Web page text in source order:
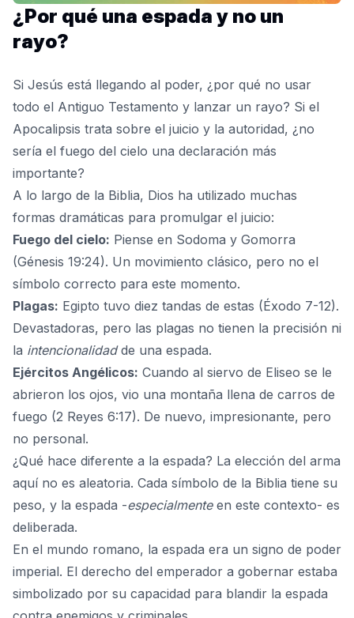
¿Por qué una espada y no un
rayo?
Si Jesús está llegando al poder, ¿por qué no usar
todo el Antiguo Testamento y lanzar un rayo? Si el
Apocalipsis trata sobre el juicio y la autoridad, ¿no
sería el fuego del cielo una declaración más
importante?
A lo largo de la Biblia, Dios ha utilizado muchas
formas dramáticas para promulgar el juicio:
Fuego del cielo: Piense en Sodoma y Gomorra
(Génesis 19:24). Un movimiento clásico, pero no el
símbolo correcto para este momento.
Plagas: Egipto tuvo diez tandas de estas (Éxodo 7-12).
Devastadoras, pero las plagas no tienen la precisión ni
la intencionalidadde una espada.
Ejércitos Angélicos: Cuando al siervo de Eliseo se le
abrieron los ojos, vio una montaña llena de carros de
fuego (2 Reyes 6:17). De nuevo, impresionante, pero
no personal.
¿Qué hace diferente a la espada? La elección del arma
aquí no es aleatoria. Cada símbolo de la Biblia tiene su
peso, y la espada -especialmenteen este contexto- es
deliberada.
En el mundo romano, la espada era un signo de poder
imperial. El derecho del emperador a gobernar estaba
simbolizado por su capacidad para blandir la espada